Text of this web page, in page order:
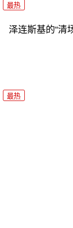
最热
泽连斯基的“清
最热